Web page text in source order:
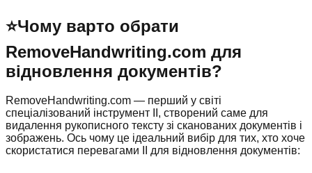
⭐Чому варто обрати
RemoveHandwriting.com для
відновлення документів?
RemoveHandwriting.com — перший у світі
спеціалізований інструмент ІІ, створений саме для
видалення рукописного тексту зі сканованих документів і
зображень. Ось чому це ідеальний вибір для тих, хто хоче
скористатися перевагами ІІ для відновлення документів: